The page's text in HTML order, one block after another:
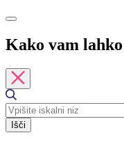
Kako vam
Išči